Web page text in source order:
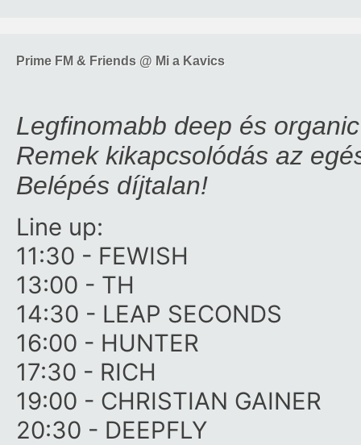
Prime FM & Friends @ Mi a Kavics
Legfinomabb deep és
Remek kikapcsolódás az
Belépés díjtalan!
Line up:
11:30 - FEWISH
13:00 - TH
14:30 - LEAP SECONDS
16:00 - HUNTER
17:30 - RICH
19:00 - CHRISTIAN GAINER
20:30 - DEEPFLY